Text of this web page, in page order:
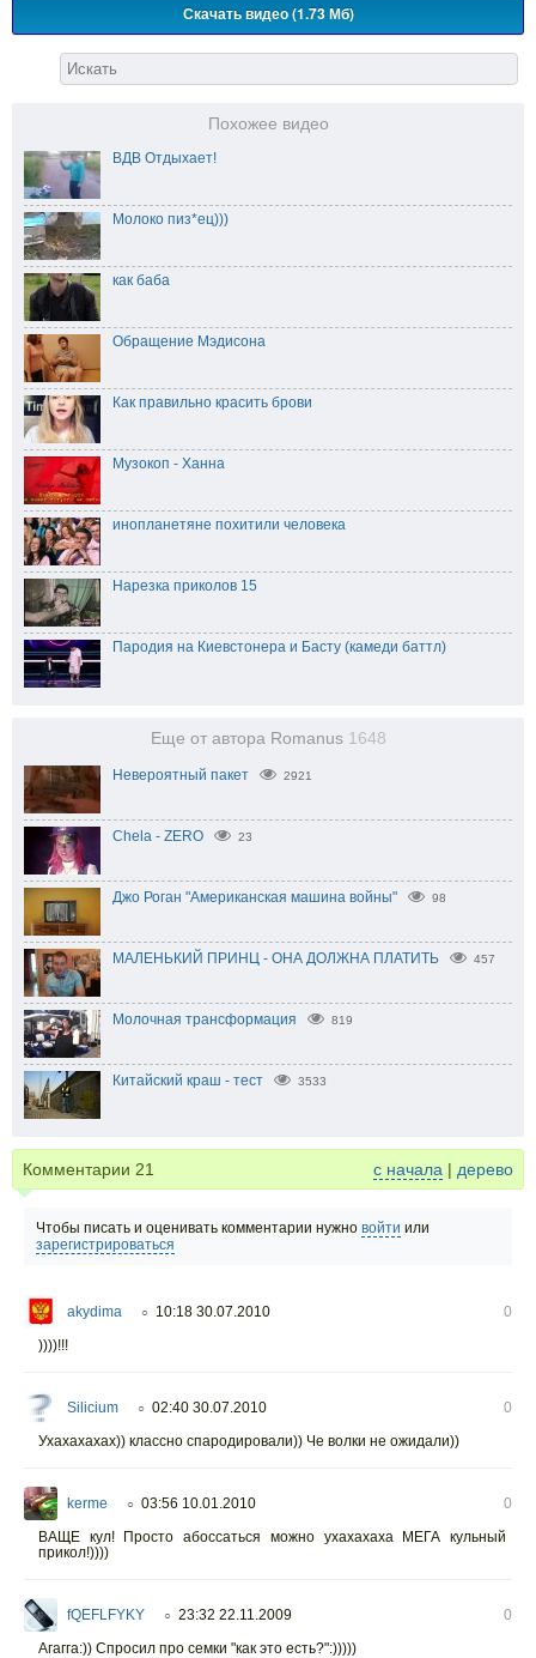
Скачать видео (1.73 Мб)
Похожее видео
ВДВ Отдыхает!
Молоко пиз*ец)))
как баба
Обращение Мэдисона
Как правильно красить брови
Музокоп - Ханна
инопланетяне похитили человека
Нарезка приколов 15
Пародия на Киевстонера и Басту (камеди баттл)
Еще от автора Romanus 1648
Невероятный пакет 2921
Chela - ZERO 23
Джо Роган "Американская машина войны" 98
МАЛЕНЬКИЙ ПРИНЦ - ОНА ДОЛЖНА ПЛАТИТЬ 457
Молочная трансформация 819
Китайский краш - тест 3533
Комментарии 21 с начала | дерево
Чтобы писать и оценивать комментарии нужно войти или
зарегистрироваться
akydima ○ 10:18 30.07.2010
0
))))!!!
Silicium ○ 02:40 30.07.2010
0
Ухахахахах)) классно спародировали)) Че волки не ожидали))
kerme ○ 03:56 10.01.2010
0
ВАЩЕ кул! Просто абоссаться можно ухахахаха МЕГА кульный
прикол!))))
fQEFLFYKY ○ 23:32 22.11.2009
0
Агагга:)) Спросил про семки "как это есть?":)))))